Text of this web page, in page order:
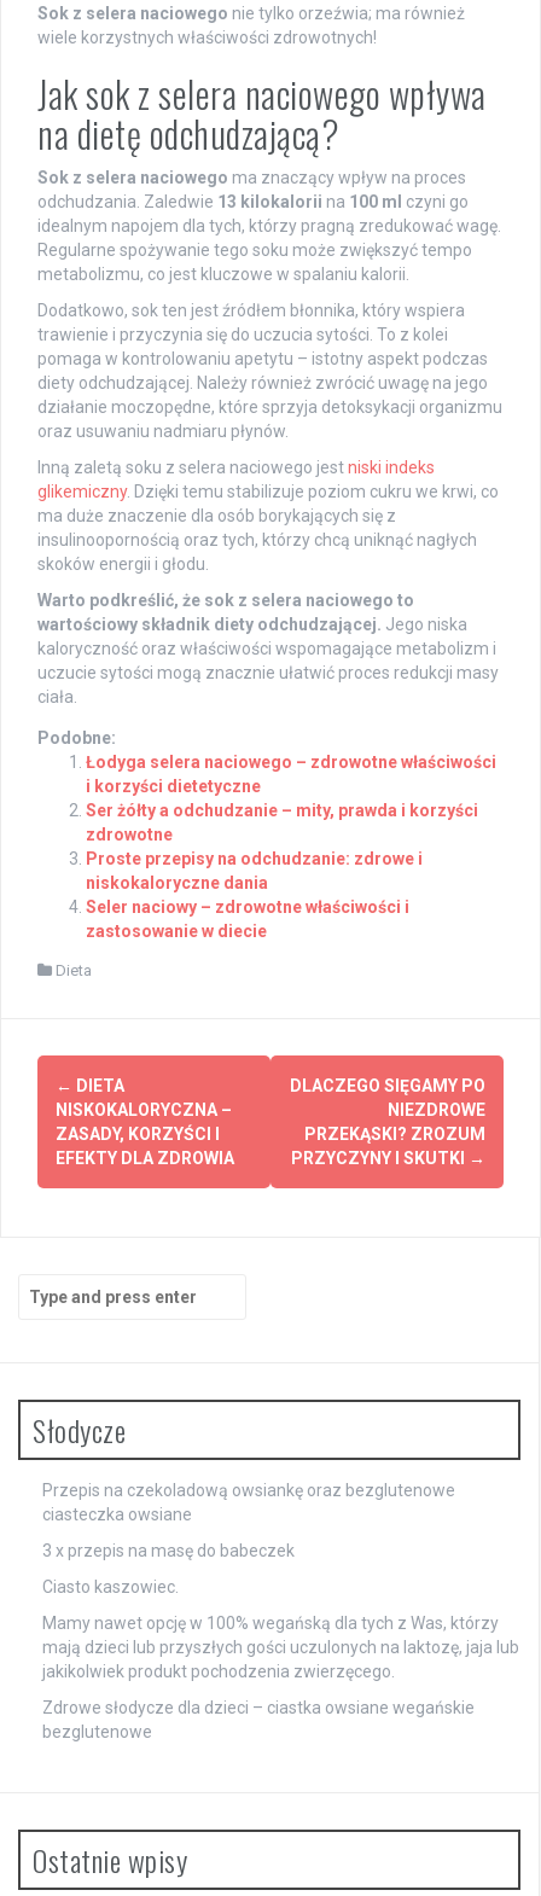
Sok z selera naciowego nie tylko orzeźwia; ma również
wiele korzystnych właściwości zdrowotnych!
Jak sok z selera naciowego wpływa
na dietę odchudzającą?
Sok z selera naciowego ma znaczący wpływ na proces
odchudzania. Zaledwie 13 kilokalorii na 100 ml czyni go
idealnym napojem dla tych, którzy pragną zredukować wagę.
Regularne spożywanie tego soku może zwiększyć tempo
metabolizmu, co jest kluczowe w spalaniu kalorii.
Dodatkowo, sok ten jest źródłem błonnika, który wspiera
trawienie i przyczynia się do uczucia sytości. To z kolei
pomaga w kontrolowaniu apetytu – istotny aspekt podczas
diety odchudzającej. Należy również zwrócić uwagę na jego
działanie moczopędne, które sprzyja detoksykacji organizmu
oraz usuwaniu nadmiaru płynów.
Inną zaletą soku z selera naciowego jestniski indeks
glikemiczny. Dzięki temu stabilizuje poziom cukru we krwi, co
ma duże znaczenie dla osób borykających się z
insulinoopornością oraz tych, którzy chcą uniknąć nagłych
skoków energii i głodu.
Warto podkreślić, że sok z selera naciowego to
wartościowy składnik diety odchudzającej. Jego niska
kaloryczność oraz właściwości wspomagające metabolizm i
uczucie sytości mogą znacznie ułatwić proces redukcji masy
ciała.
Podobne:
Łodyga selera naciowego – zdrowotne właściwości
i korzyści dietetyczne
Ser żółty a odchudzanie – mity, prawda i korzyści
zdrowotne
Proste przepisy na odchudzanie: zdrowe i
niskokaloryczne dania
Seler naciowy – zdrowotne właściwości i
zastosowanie w diecie
Dieta
Post
navigation
← DIETA
NISKOKALORYCZNA –
ZASADY, KORZYŚCI I
EFEKTY DLA ZDROWIA
DLACZEGO SIĘGAMY PO
NIEZDROWE
PRZEKĄSKI? ZROZUM
PRZYCZYNY I SKUTKI
→
for:
Słodycze
Przepis na czekoladową owsiankę oraz bezglutenowe
ciasteczka owsiane
3 x przepis na masę do babeczek
Ciasto kaszowiec.
Mamy nawet opcję w 100% wegańską dla tych z Was, którzy
mają dzieci lub przyszłych gości uczulonych na laktozę, jaja lub
jakikolwiek produkt pochodzenia zwierzęcego.
Zdrowe słodycze dla dzieci – ciastka owsiane wegańskie
bezglutenowe
Ostatnie wpisy